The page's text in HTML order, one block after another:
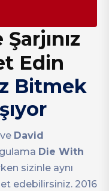
Edin
Bitmek
ve David
Die With
sizinle aynı
edebilirsiniz. 2016